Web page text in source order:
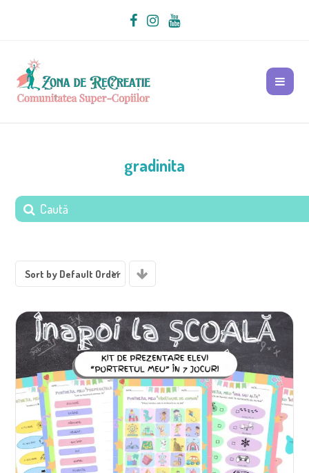
gradinita
Sort by Default Order